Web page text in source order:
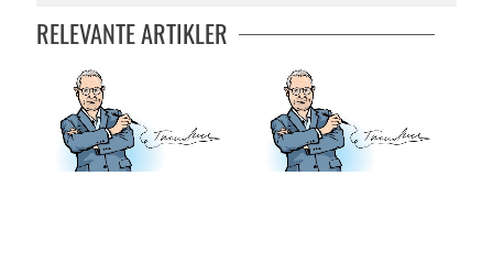
RELEVANTE ARTIKLER